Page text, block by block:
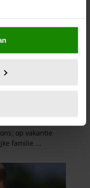
uw geografische
kan zijn
(fingerprinting)
advertenties te
Ook delen we
site met onze